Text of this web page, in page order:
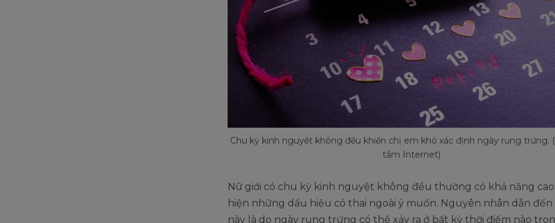
Chu kỳ kinh nguyệt không đều khiến chị em khó xác định ngày rụng trứng.
tầm Internet)
Nữ giới có chu kỳ kinh nguyệt không đều thường có khả năng
hiện những dấu hiệu có thai ngoài ý muốn. Nguyên nhân dẫn đến
này là do ngày rụng trứng có thể xảy ra ở bất kỳ thời điểm nào